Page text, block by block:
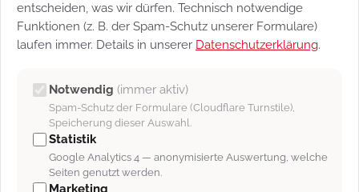
Datenschutz-Einstellungen
Vertragsbedingungen
Support
BLEIBEN SIE AKTUELL INFORMIERT
Bestellen Sie unseren Newsletter.
JETZT ANMELDEN
entscheiden, was wir dürfen. Technisch notwendige
Funktionen (z. B. der Spam-Schutz unserer Formulare)
laufen immer. Details in unserer Datenschutzerklärung.
Notwendig (immer aktiv)
Spam-Schutz der Formulare (Cloudflare Turnstile),
Speicherung dieser Auswahl.
Statistik
Google Analytics 4 — anonymisierte Auswertung, welche
Seiten genutzt werden.
Marketing